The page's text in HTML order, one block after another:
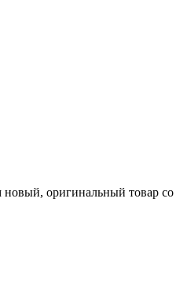
новый, оригинальный товар со